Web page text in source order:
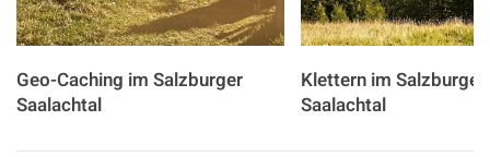
Geo-Caching im Salzburger
Saalachtal
Klettern im Salzburger
Saalachtal